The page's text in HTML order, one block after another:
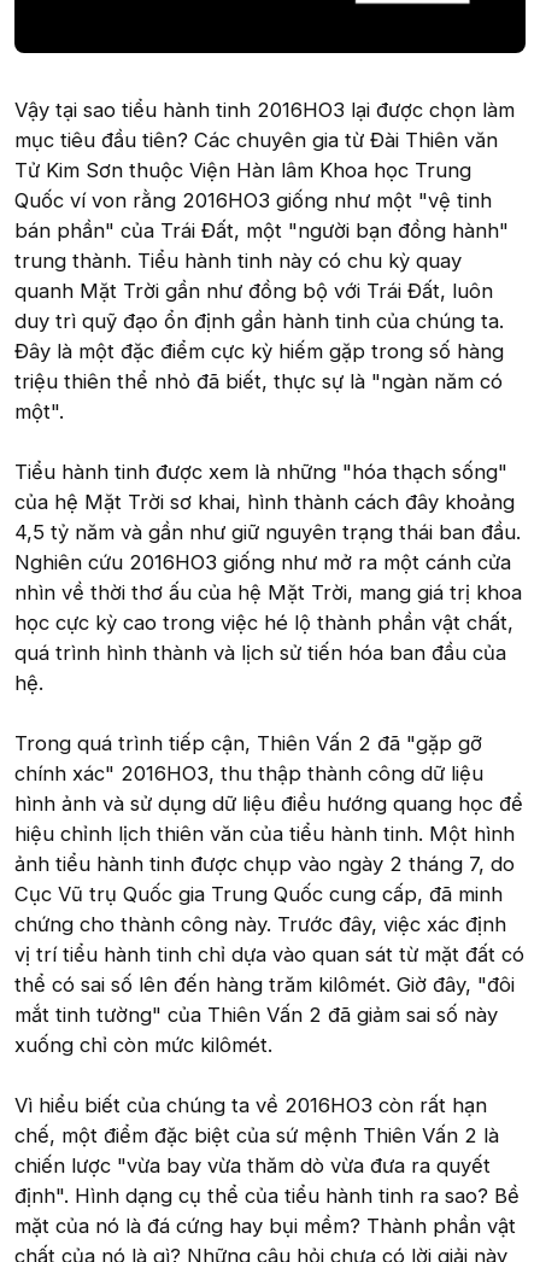
Vậy tại sao tiểu hành tinh 2016HO3 lại được chọn làm
mục tiêu đầu tiên? Các chuyên gia từ Đài Thiên văn
Tử Kim Sơn thuộc Viện Hàn lâm Khoa học Trung
Quốc ví von rằng 2016HO3 giống như một "vệ tinh
bán phần" của Trái Đất, một "người bạn đồng hành"
trung thành. Tiểu hành tinh này có chu kỳ quay
quanh Mặt Trời gần như đồng bộ với Trái Đất, luôn
duy trì quỹ đạo ổn định gần hành tinh của chúng ta.
Đây là một đặc điểm cực kỳ hiếm gặp trong số hàng
triệu thiên thể nhỏ đã biết, thực sự là "ngàn năm có
một".
Tiểu hành tinh được xem là những "hóa thạch sống"
của hệ Mặt Trời sơ khai, hình thành cách đây khoảng
4,5 tỷ năm và gần như giữ nguyên trạng thái ban đầu.
Nghiên cứu 2016HO3 giống như mở ra một cánh cửa
nhìn về thời thơ ấu của hệ Mặt Trời, mang giá trị khoa
học cực kỳ cao trong việc hé lộ thành phần vật chất,
quá trình hình thành và lịch sử tiến hóa ban đầu của
hệ.
Trong quá trình tiếp cận, Thiên Vấn 2 đã "gặp gỡ
chính xác" 2016HO3, thu thập thành công dữ liệu
hình ảnh và sử dụng dữ liệu điều hướng quang học để
hiệu chỉnh lịch thiên văn của tiểu hành tinh. Một hình
ảnh tiểu hành tinh được chụp vào ngày 2 tháng 7, do
Cục Vũ trụ Quốc gia Trung Quốc cung cấp, đã minh
chứng cho thành công này. Trước đây, việc xác định
vị trí tiểu hành tinh chỉ dựa vào quan sát từ mặt đất có
thể có sai số lên đến hàng trăm kilômét. Giờ đây, "đôi
mắt tinh tường" của Thiên Vấn 2 đã giảm sai số này
xuống chỉ còn mức kilômét.
Vì hiểu biết của chúng ta về 2016HO3 còn rất hạn
chế, một điểm đặc biệt của sứ mệnh Thiên Vấn 2 là
chiến lược "vừa bay vừa thăm dò vừa đưa ra quyết
định". Hình dạng cụ thể của tiểu hành tinh ra sao? Bề
mặt của nó là đá cứng hay bụi mềm? Thành phần vật
chất của nó là gì? Những câu hỏi chưa có lời giải này